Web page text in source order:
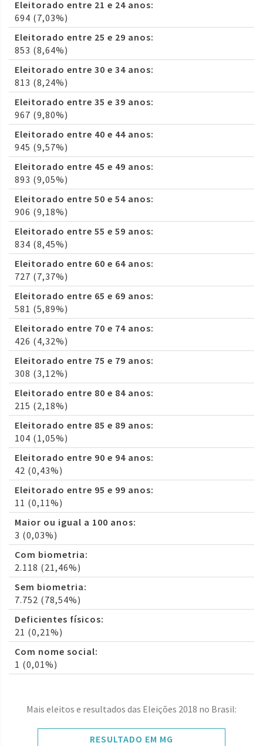
Eleitorado entre 21 e 24 anos:
694 (7,03%)
Eleitorado entre 25 e 29 anos:
853 (8,64%)
Eleitorado entre 30 e 34 anos:
813 (8,24%)
Eleitorado entre 35 e 39 anos:
967 (9,80%)
Eleitorado entre 40 e 44 anos:
945 (9,57%)
Eleitorado entre 45 e 49 anos:
893 (9,05%)
Eleitorado entre 50 e 54 anos:
906 (9,18%)
Eleitorado entre 55 e 59 anos:
834 (8,45%)
Eleitorado entre 60 e 64 anos:
727 (7,37%)
Eleitorado entre 65 e 69 anos:
581 (5,89%)
Eleitorado entre 70 e 74 anos:
426 (4,32%)
Eleitorado entre 75 e 79 anos:
308 (3,12%)
Eleitorado entre 80 e 84 anos:
215 (2,18%)
Eleitorado entre 85 e 89 anos:
104 (1,05%)
Eleitorado entre 90 e 94 anos:
42 (0,43%)
Eleitorado entre 95 e 99 anos:
11 (0,11%)
Maior ou igual a 100 anos:
3 (0,03%)
Com biometria:
2.118 (21,46%)
Sem biometria:
7.752 (78,54%)
Deficientes físicos:
21 (0,21%)
Com nome social:
1 (0,01%)
Mais eleitos e resultados das Eleições 2018 no Brasil:
RESULTADO EM MG